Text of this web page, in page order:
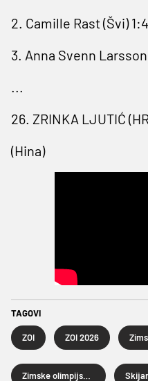
2. Camille Rast (Švi)
3. Anna Svenn Larsson
...
26. ZRINKA LJUTIĆ
(Hina)
TAGOVI
ZOI ZOI 2026